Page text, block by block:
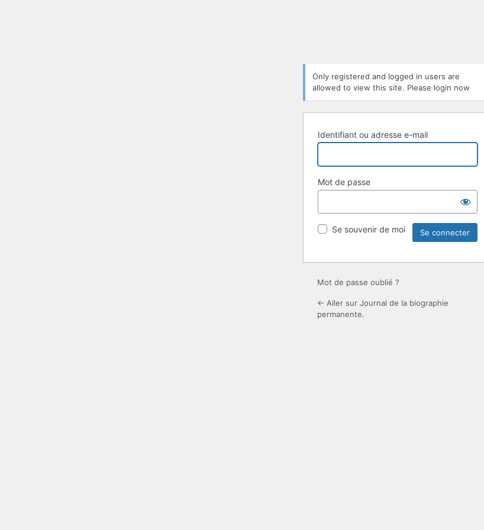
Only registered and logged in users are
allowed to view this site. Please login now
Identifiant ou adresse e-mail
Mot de passe
Se souvenir de moi
Mot de passe oublié ?
← Aller sur Journal de la biographie
permanente.